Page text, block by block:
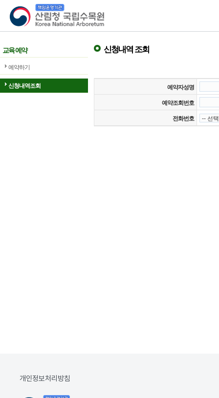
산림청 국립수목원
교육 예약
예약하기
신청내역조회
신청내역 조회
예약자성명
예약조회번호
전화번호
개인정보처리방침